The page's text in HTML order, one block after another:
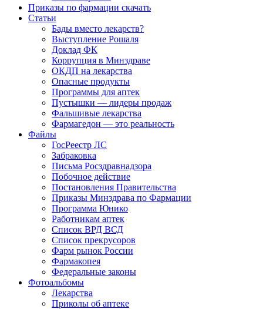
Приказы по фармации скачать
Статьи
Бады вместо лекарств?
Выступление Рошаля
Доклад ФК
Коррупция в Минздраве
ОКДП на лекарства
Опасные продукты
Программы для аптек
Пустышки — лидеры продаж
Фальшивые лекарства
Фармагедон — это реальность
Файлы
ГосРеестр ЛС
Забраковка
Письма Росздравнадзора
Побочное действие
Постановления Правительства
Приказы Минздрава по Фармации
Программа Юнико
Работникам аптек
Список ВРД ВСД
Список прекрусоров
Фарм рынок России
Фармакопея
Федеральные законы
Фотоальбомы
Лекарства
Приколы об аптеке